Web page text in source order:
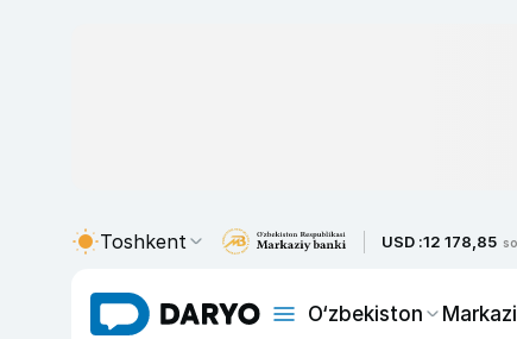
Toshkent USD :12 178,85
O‘zbekiston